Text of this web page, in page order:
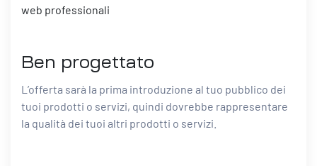
web professionali
Ben progettato
L’offerta sarà la prima introduzione al tuo pubblico dei
tuoi prodotti o servizi, quindi dovrebbe rappresentare
la qualità dei tuoi altri prodotti o servizi.